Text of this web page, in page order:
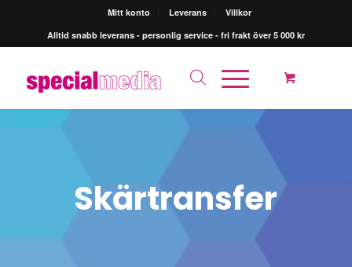
Mitt konto Leverans
Villkor
Alltid snabb leverans - personlig service - fri frakt över 5 000 kr
Skärtransfer